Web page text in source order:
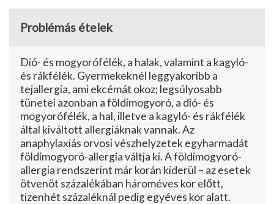
Problémás ételek
Dió- és mogyorófélék, a halak, valamint a kagyló-
és rákfélék. Gyermekeknél leggyakoribb a
tejallergia, ami ekcémát okoz; legsúlyosabb
tünetei azonban a földimogyoró, a dió- és
mogyorófélék, a hal, illetve a kagyló- és rákfélék
által kiváltott allergiáknak vannak. Az
anaphylaxiás orvosi vészhelyzetek egyhar­madát
földimogyoró-allergia váltja ki. A földimogyoró-
allergia rendszerint már korán kiderül – az esetek
ötvenöt százalékában három­éves kor előtt,
tizenhét százaléknál pedig egyéves kor alatt.